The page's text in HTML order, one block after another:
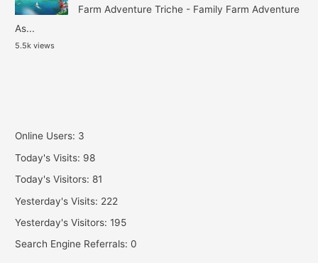
Farm Adventure Triche - Family Farm Adventure
As...
5.5k views
Online Users: 3
Today's Visits: 98
Today's Visitors: 81
Yesterday's Visits: 222
Yesterday's Visitors:195
Search Engine Referrals:0